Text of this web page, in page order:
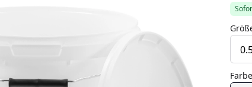
Farbe